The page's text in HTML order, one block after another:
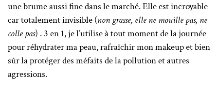
une brume aussi fine dans le marché. Elle est incroyable
car totalement invisible (non grasse, elle ne mouille pas, ne
colle pas) . 3 en 1, je l’utilise à tout moment de la journée
pour réhydrater ma peau, rafraîchir mon makeup et bien
sûr la protéger des méfaits de la pollution et autres
agressions.